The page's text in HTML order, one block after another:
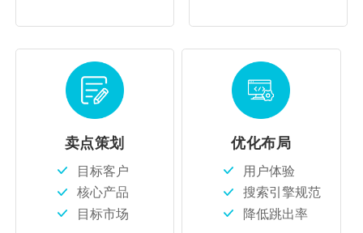
卖点策划
目标客户
核心产品
目标市场
优化布局
用户体验
搜索引擎规范
降低跳出率